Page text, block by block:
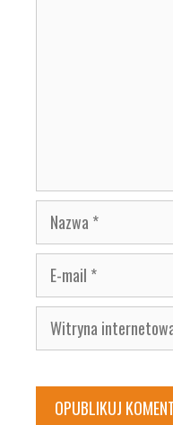
Nazwa
E-
mail
Witryna
internetowa